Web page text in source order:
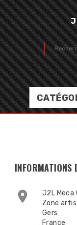
INFORMATIONS

J2L Meca
Zone
Gers
France